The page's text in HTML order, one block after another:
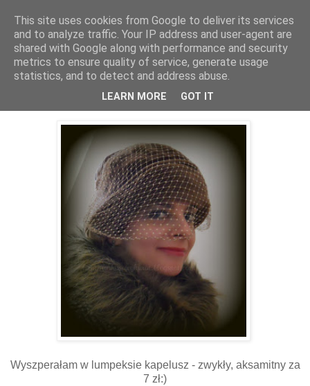
26 października 2011
Wariacja na temat lat 20-tych;)
Wyszperałam w lumpeksie kapelusz - zwykły, aksamitny za
7 zł:)
This site uses cookies from Google to deliver its services
and to analyze traffic. Your IP address and user-agent are
shared with Google along with performance and security
metrics to ensure quality of service, generate usage
statistics, and to detect and address abuse.
LEARN MORE GOT IT